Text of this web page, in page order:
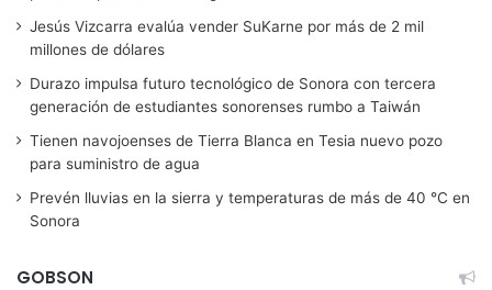
Jesús Vizcarra evalúa vender SuKarne por más de 2 mil
millones de dólares
Durazo impulsa futuro tecnológico de Sonora con tercera
generación de estudiantes sonorenses rumbo a Taiwán
Tienen navojoenses de Tierra Blanca en Tesia nuevo pozo
para suministro de agua
Prevén lluvias en la sierra y temperaturas de más de 40 °C en
Sonora
GOBSON